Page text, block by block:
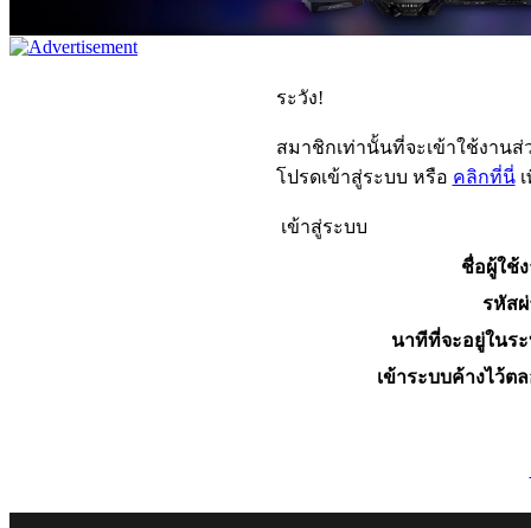
ระวัง!
สมาชิกเท่านั้นที่จะเข้าใช้งานส่
โปรดเข้าสู่ระบบ หรือ คลิกที่นี่เ
เข้าสู่ระบบ
ชื่อผู้ใช้
รหัส
นาทีที่จะอยู่ในร
เข้าระบบค้างไว้ต